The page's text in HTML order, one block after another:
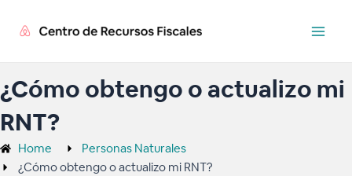
¿Cómo obtengo o actualizo mi
RNT?
Home
Personas Naturales
¿Cómo obtengo o actualizo mi RNT?